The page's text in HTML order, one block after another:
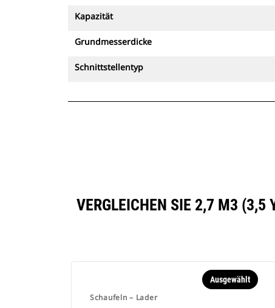
Kapazität
Grundmesserdicke
Schnittstellentyp
VERGLEICHEN SIE 2,7 M3 (3,5
Schaufeln – Lader
Ausgewählt